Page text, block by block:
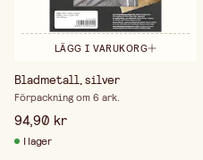
LÄGG I VARUKORG
Bladmetall, silver
Förpackning om 6 ark.
94,90 kr
I lager